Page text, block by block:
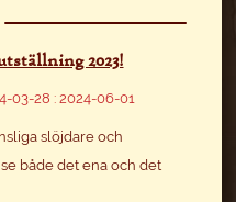
2023!
03-28 : 2024-06-01
slöjdare och
både det ena och det